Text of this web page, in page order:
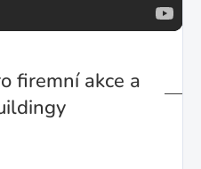
firemní akce a